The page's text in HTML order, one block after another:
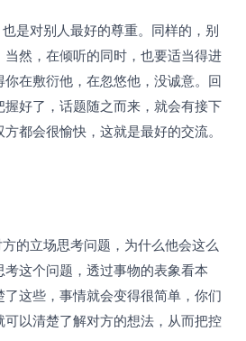
当然，在倾听的同时，也要适当得进
在敷衍他，在忽悠他，没诚意。回
好了，话题随之而来，就会有接下
都会很愉快，这就是最好的交流。
这个问题，透过事物的表象看本
这些，事情就会变得很简单，你们
以清楚了解对方的想法，从而把控